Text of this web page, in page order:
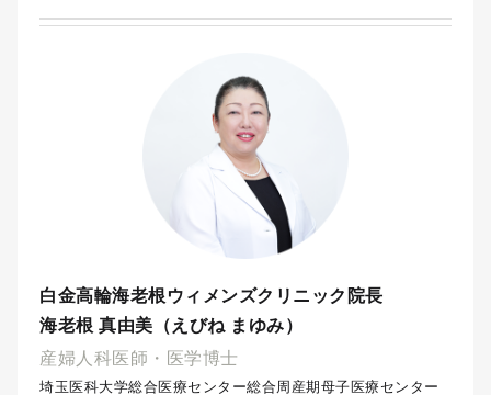
白金高輪海老根ウィメンズクリニック院長
海老根 真由美（えびね まゆみ）
産婦人科医師・医学博士
埼玉医科大学総合医療センター総合周産期母子医療センター